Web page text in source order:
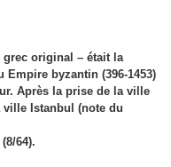
original – était la
byzantin (396-1453)
Après la prise de la ville
ville Istanbul (note du
64).